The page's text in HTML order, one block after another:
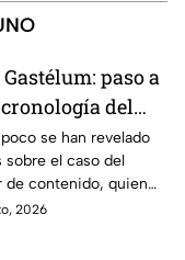
Gastélum: paso a
del
del
en plena
en vivo
se han revelado
sobre el caso del
de contenido, quien
un video en
2026